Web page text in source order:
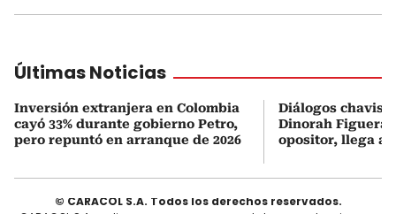
Últimas Noticias
Inversión extranjera en Colombia
cayó 33% durante gobierno Petro,
pero repuntó en arranque de 2026
Diálogos
Dinorah
opositor, llega a
© CARACOL S.A. Todos los derechos reservados.